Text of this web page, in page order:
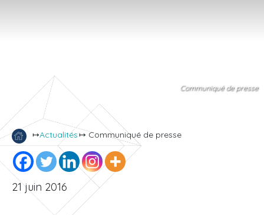
Communiqué de presse
↦Actualités↦ Communiqué de presse
21 juin 2016